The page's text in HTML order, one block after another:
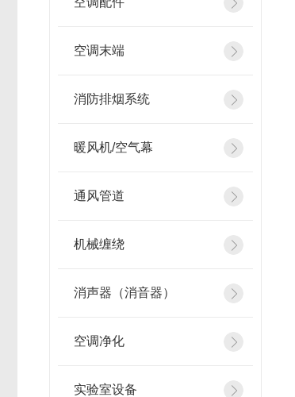
空调末端
消防排烟系统
暖风机/空气幕
通风管道
机械缠绕
消声器（消音器）
空调净化
实验室设备